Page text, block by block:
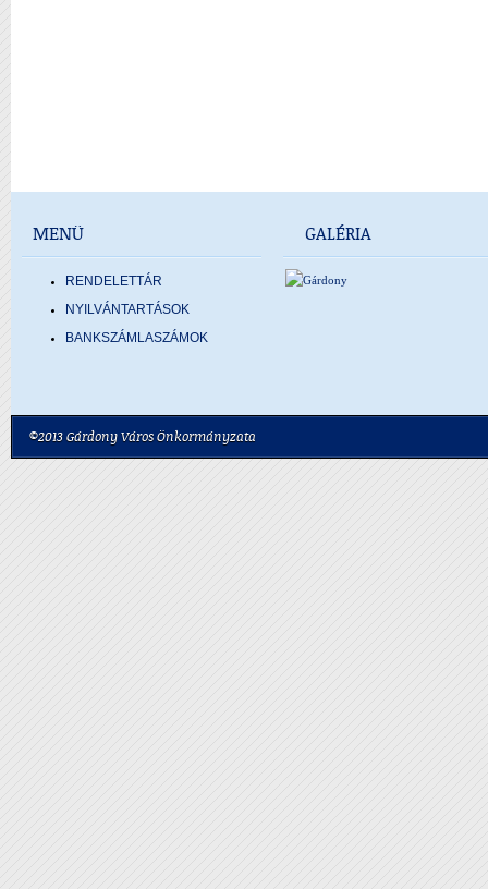
MENÜ
RENDELETTÁR
NYILVÁNTARTÁSOK
BANKSZÁMLASZÁMOK
GALÉRIA
©2013 Gárdony Város Önkormányzata